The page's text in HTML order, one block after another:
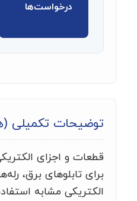
درخواست‌ها
توضیحات تکمیلی
قطعات و اجزای
برای تابلوهای برق،
الکتریکی مشابه